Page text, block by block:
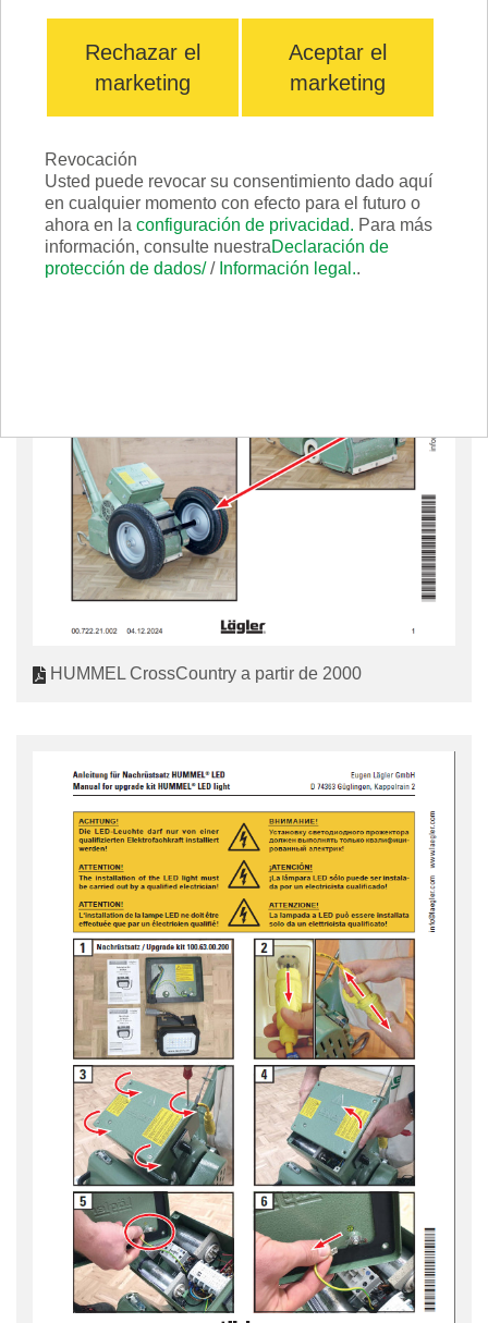
HUMMEL CrossCountry a partir de 2000
Rechazar el
marketing
Aceptar el
marketing
Revocación
Usted puede revocar su consentimiento dado aquí
en cualquier momento con efecto para el futuro o
ahora en la configuración de privacidad. Para más
información, consulte nuestraDeclaración de
protección de dados// Información legal..